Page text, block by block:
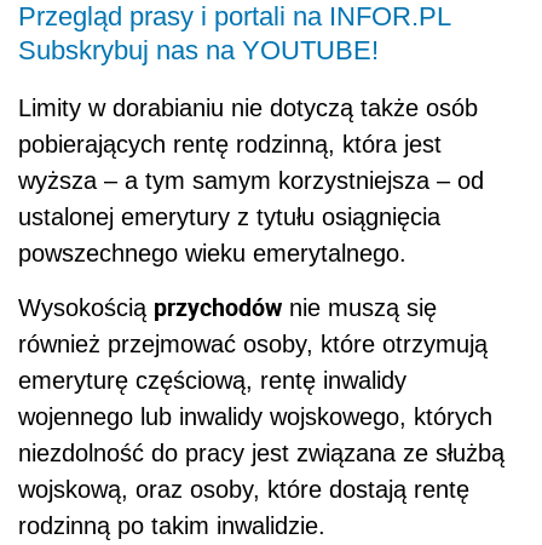
Przegląd prasy i portali na INFOR.PL
Subskrybuj nas na YOUTUBE!
Limity w dorabianiu nie dotyczą także osób
pobierających rentę rodzinną, która jest
wyższa – a tym samym korzystniejsza – od
ustalonej emerytury z tytułu osiągnięcia
powszechnego wieku emerytalnego.
Wysokością przychodów nie muszą się
również przejmować osoby, które otrzymują
emeryturę częściową, rentę inwalidy
wojennego lub inwalidy wojskowego, których
niezdolność do pracy jest związana ze służbą
wojskową, oraz osoby, które dostają rentę
rodzinną po takim inwalidzie.